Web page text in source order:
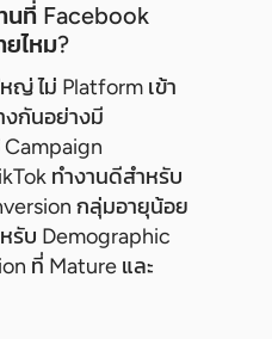
นที่ Facebook
ไหม?
ญ่ ไม่ Platform เข้า
งกันอย่างมี
Campaign
ทำงานดีสำหรับ
กลุ่มอายุน้อย
รับ Demographic
ที่ Mature และ